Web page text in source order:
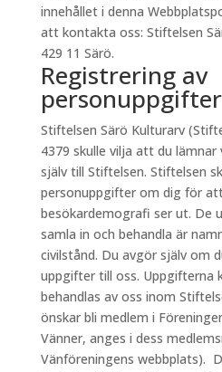
innehållet i denna
att kontakta oss: Stiftelsen
429 11 Särö.
Registrering av
personuppgifter
Stiftelsen Särö Kulturarv
4379 skulle vilja att du
själv till Stiftelsen. Stiftelsen
personuppgifter om dig för
besökardemografi ser ut. De
samla in och behandla är
civilstånd. Du avgör själv om
uppgifter till oss. Uppgifterna
behandlas av oss inom
önskar bli medlem i
Vänner, anges i dess
Vänföreningens webbplats).